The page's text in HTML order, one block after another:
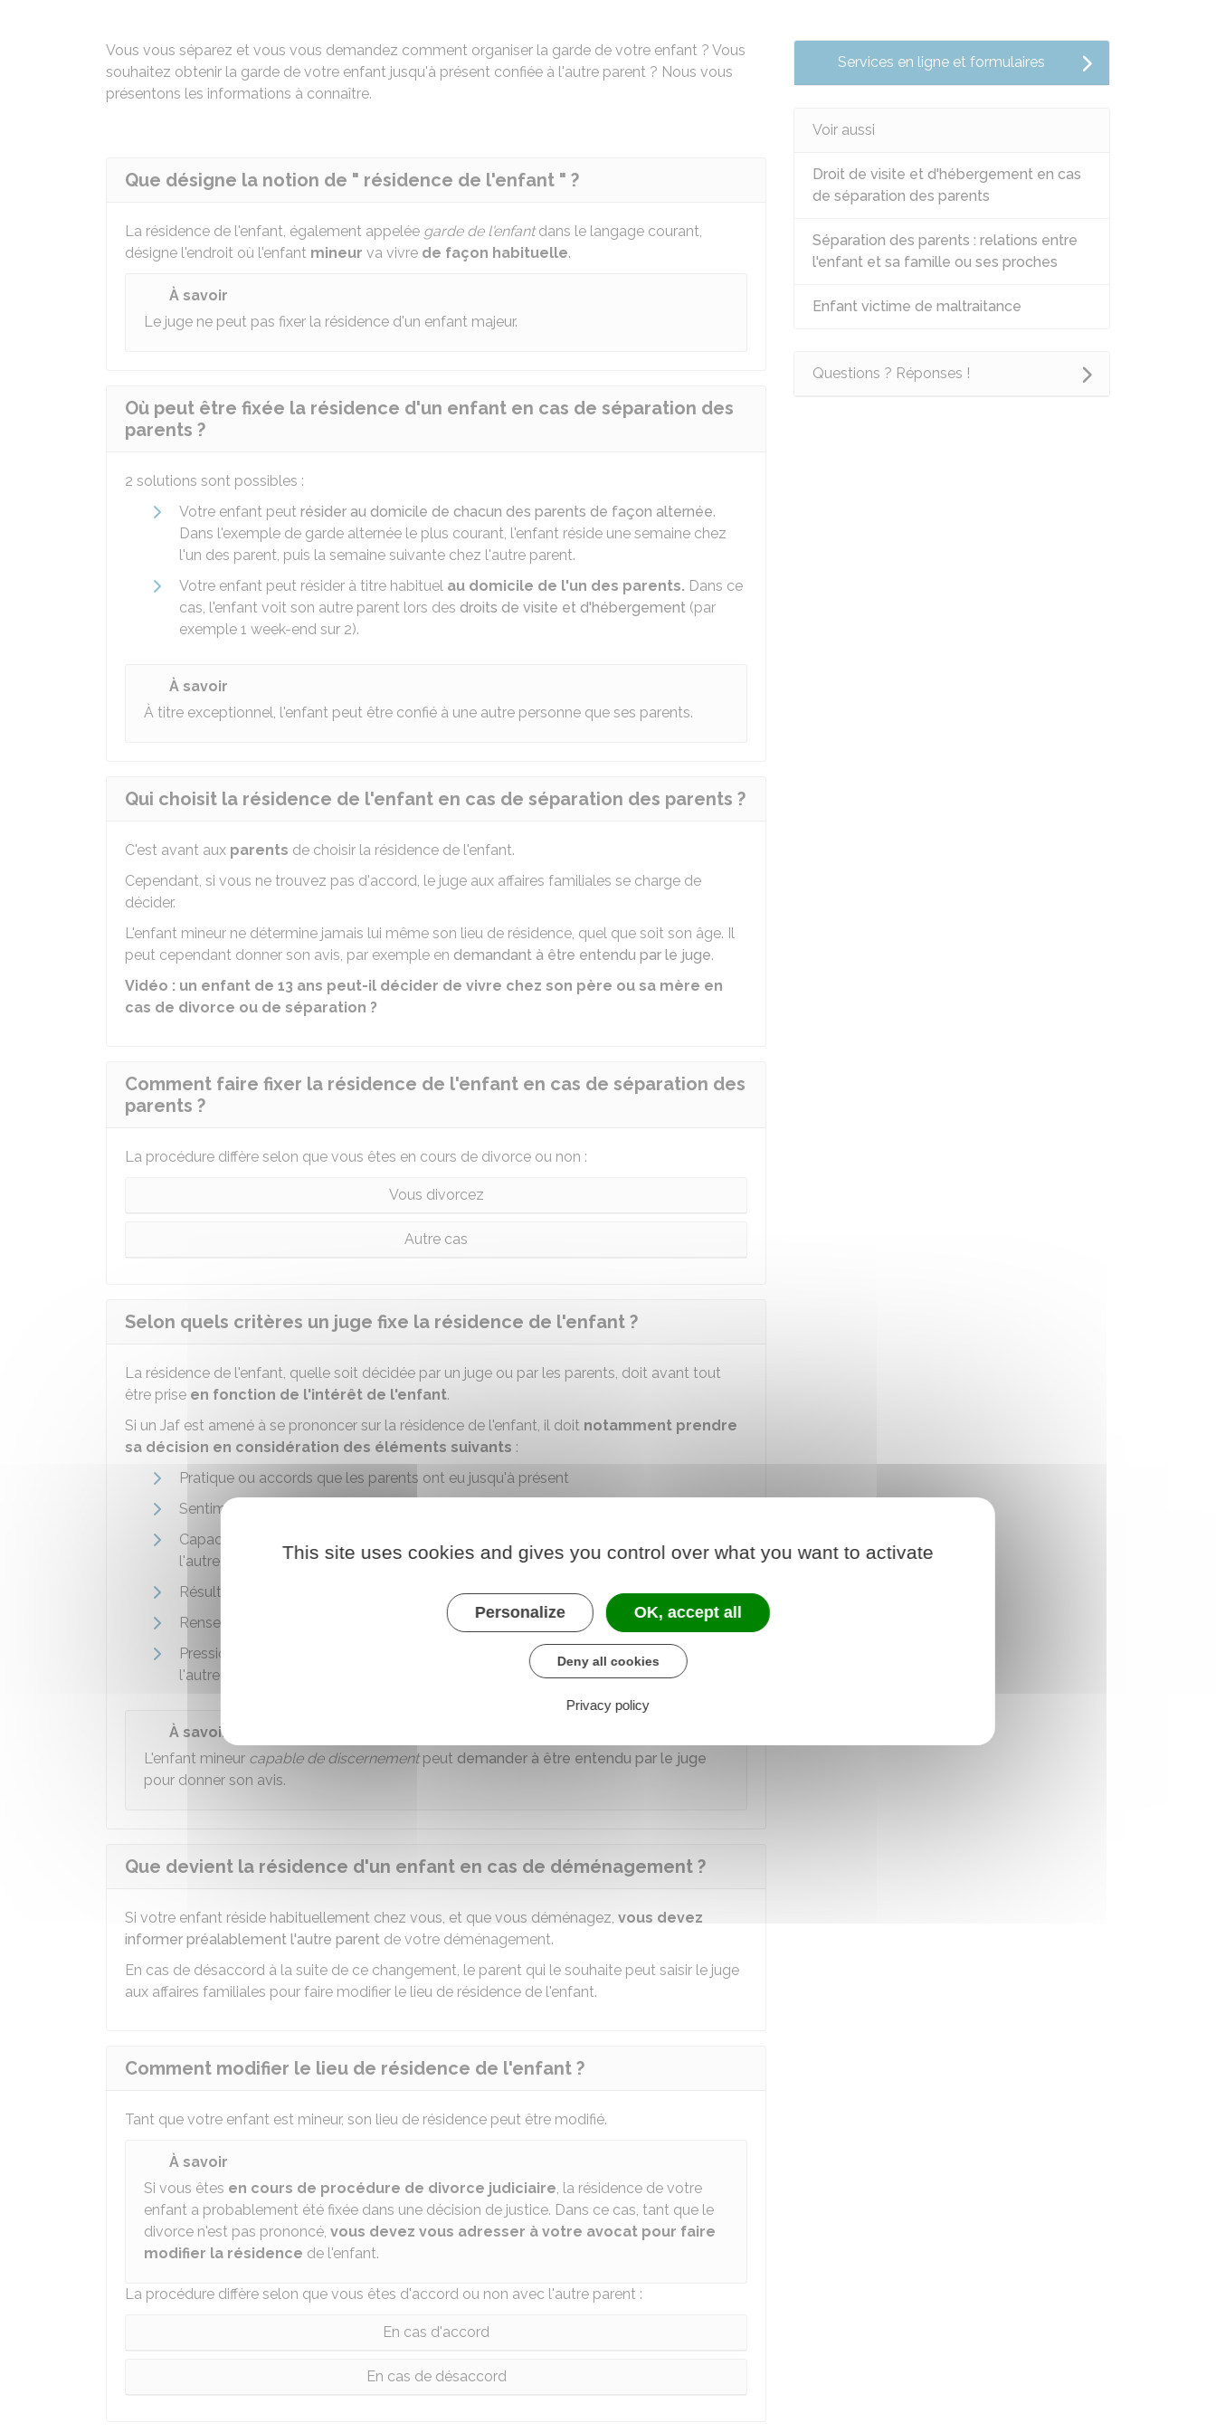
Vous vous séparez et vous vous demandez comment organiser la garde de votre enfant ? Vous
souhaitez obtenir la garde de votre enfant jusqu'à présent confiée à l'autre parent ? Nous vous
présentons les informations à connaître.
Que désigne la notion de " résidence de l'enfant " ?
La résidence de l'enfant, également appelée garde de l'enfantdans le langage courant,
désigne l'endroit où l'enfant mineur va vivre de façon habituelle.
À savoir
Le juge ne peut pas fixer la résidence d'un enfant majeur.
Où peut être fixée la résidence d'un enfant en cas de séparation des
parents ?
2 solutions sont possibles :
Votre enfant peut résider au domicile de chacun des parents de façon alternée.
Dans l'exemple de garde alternée le plus courant, l'enfant réside une semaine chez
l'un des parent, puis la semaine suivante chez l'autre parent.
Votre enfant peut résider à titre habituel au domicile de l'un des parents. Dans ce
cas, l'enfant voit son autre parent lors des droits de visite et d'hébergement (par
exemple 1 week-end sur 2).
À savoir
À titre exceptionnel, l'enfant peut être confié à une autre personne que ses parents.
Qui choisit la résidence de l'enfant en cas de séparation des parents ?
C'est avant aux parents de choisir la résidence de l'enfant.
Cependant, si vous ne trouvez pas d'accord, le juge aux affaires familiales se charge de
décider.
L'enfant mineur ne détermine jamais lui même son lieu de résidence, quel que soit son âge. Il
peut cependant donner son avis, par exemple en demandant à être entendu par le juge.
Vidéo : un enfant de 13 ans peut-il décider de vivre chez son père ou sa mère en
cas de divorce ou de séparation ?
Comment faire fixer la résidence de l'enfant en cas de séparation des
parents ?
La procédure diffère selon que vous êtes en cours de divorce ou non :
Vous divorcez
Autre cas
Selon quels critères un juge fixe la résidence de l'enfant ?
La résidence de l'enfant, quelle soit décidée par un juge ou par les parents, doit avant tout
être prise en fonction de l'intérêt de l'enfant.
Si un Jaf est amené à se prononcer sur la résidence de l'enfant, il doit notamment prendre
sa décision en considération des éléments suivants :
Pratique ou accords que les parents ont eu jusqu'à présent
Sentiments exprimés par l'enfant mineur lors de son éventuelle audition
Capacité de chacun des parents à assumer ses devoirs et respecter les droits de
l'autre parent
Résultat des expertises éventuellement effectuées
Renseignements issues d'une éventuelle enquête sociale
Pressions ou violences, physiques ou psychologiques, exercées par un parent sur
l'autre parent.
À savoir
L'enfant mineur capable de discernementpeut demander à être entendu par le juge
pour donner son avis.
Que devient la résidence d'un enfant en cas de déménagement ?
Si votre enfant réside habituellement chez vous, et que vous déménagez, vous devez
informer préalablement l'autre parent de votre déménagement.
En cas de désaccord à la suite de ce changement, le parent qui le souhaite peut saisir le juge
aux affaires familiales pour faire modifier le lieu de résidence de l'enfant.
Comment modifier le lieu de résidence de l'enfant ?
Tant que votre enfant est mineur, son lieu de résidence peut être modifié.
À savoir
Si vous êtes en cours de procédure de divorce judiciaire, la résidence de votre
enfant a probablement été fixée dans une décision de justice. Dans ce cas, tant que le
divorce n'est pas prononcé, vous devez vous adresser à votre avocat pour faire
modifier la résidence de l'enfant.
La procédure diffère selon que vous êtes d'accord ou non avec l'autre parent :
En cas d'accord
En cas de désaccord
Services en ligne et formulaires
Voir aussi
Droit de visite et d'hébergement en cas
de séparation des parents
Séparation des parents : relations entre
l'enfant et sa famille ou ses proches
Enfant victime de maltraitance
Questions ? Réponses !
This site uses cookies and gives you control over what you want to activate
Personalize OK, accept all
Deny all cookies
Privacy policy